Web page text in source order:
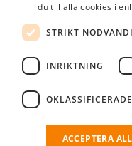
Lösenord
kom ihåg mig
logga in
Kostnadsfri
och söka efter passande
du till alla cookies i
STRIKT
INRIKTNING
OKLASSIFICERADE
ACCEPTERA